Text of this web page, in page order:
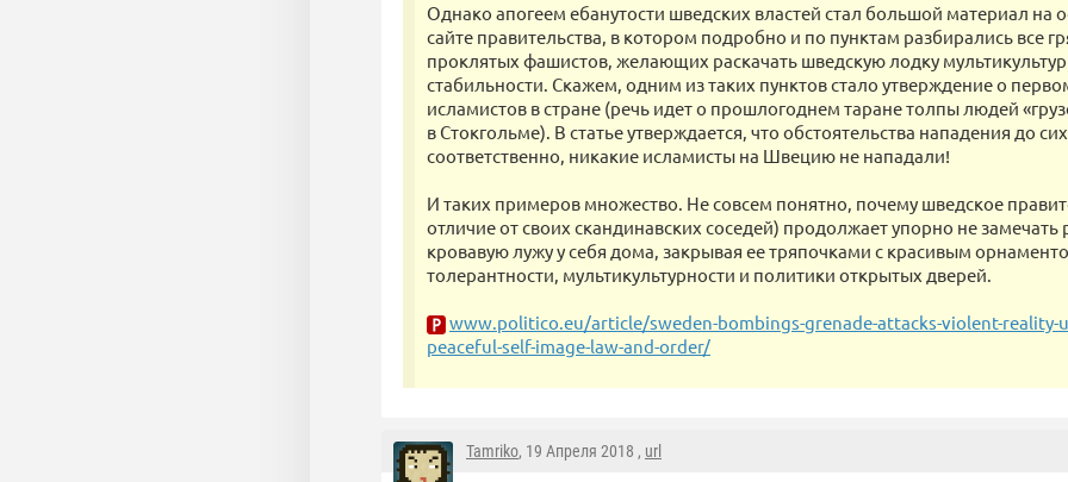
Однако апогеем ебанутости шведских властей стал большой материал на
сайте правительства, в котором подробно и по пунктам разбирались все
проклятых фашистов, желающих раскачать шведскую лодку
стабильности. Скажем, одним из таких пунктов стало утверждение о
исламистов в стране (речь идет о прошлогоднем таране толпы людей
в Стокгольме). В статье утверждается, что обстоятельства нападения до
соответственно, никакие исламисты на Швецию не нападали!
И таких примеров множество. Не совсем понятно, почему шведское
отличие от своих скандинавских соседей) продолжает упорно не
кровавую лужу у себя дома, закрывая ее тряпочками с красивым
толерантности, мультикультурности и политики открытых дверей.
www.politico.eu/article/sweden-bombings-grenade-attacks-violent-reality-
peaceful-self-image-law-and-order/
Tamriko, 19 Апреля 2018 , url